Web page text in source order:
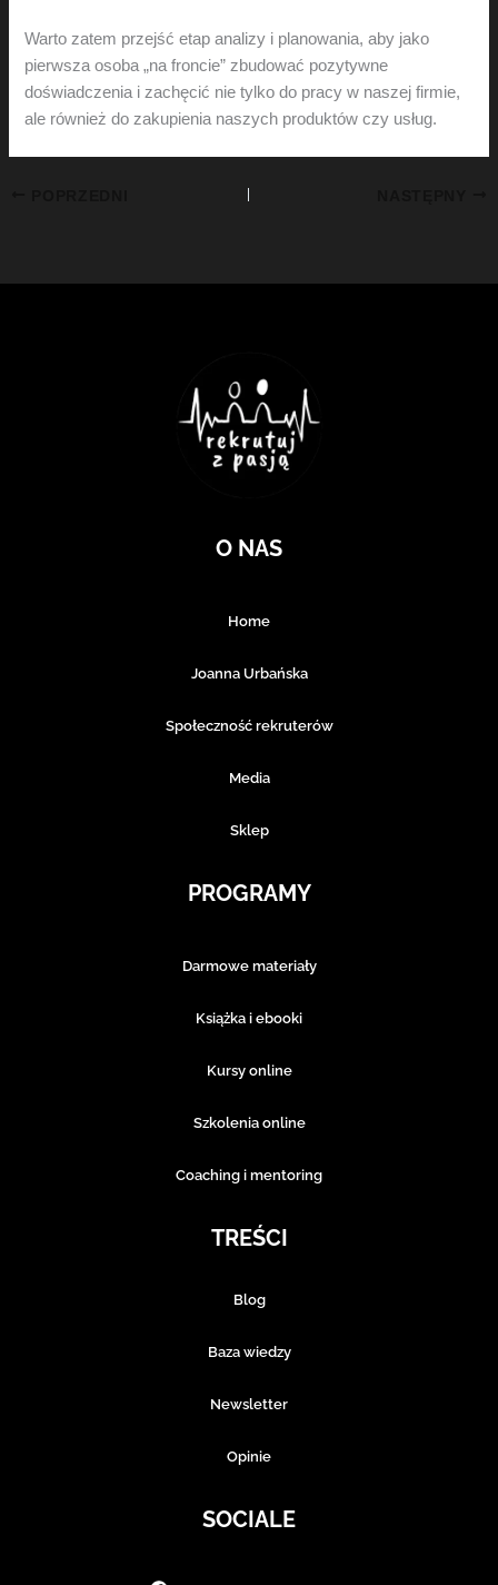
Warto zatem przejść etap analizy i planowania, aby jako
pierwsza osoba „na froncie” zbudować pozytywne
doświadczenia i zachęcić nie tylko do pracy w naszej firmie,
ale również do zakupienia naszych produktów czy usług.
O NAS
Home
Joanna Urbańska
Społeczność rekruterów
Media
Sklep
PROGRAMY
Darmowe materiały
Książka i ebooki
Kursy online
Szkolenia online
Coaching i mentoring
TREŚCI
Blog
Baza wiedzy
Newsletter
Opinie
SOCIALE